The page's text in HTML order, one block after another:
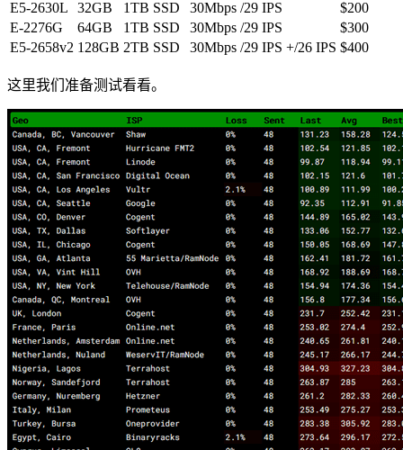
E5-2630L
32GB 1TB SSD 30Mbps /29 IPS
$200
E-2276G
64GB 1TB SSD 30Mbps /29 IPS
$300
E5-2658v2 128GB 2TB SSD 30Mbps /29 IPS +/26 IPS $400
这里我们准备测试看看。